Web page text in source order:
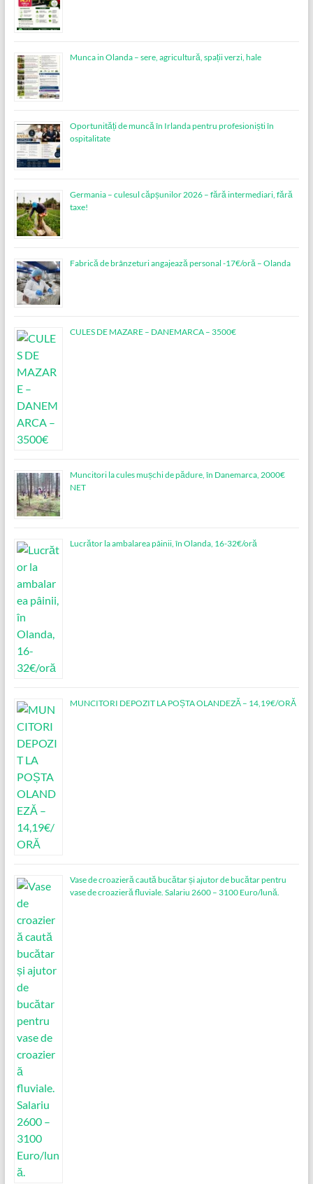
Munca in Olanda – sere, agricultură, spații verzi, hale
Oportunități de muncă în Irlanda pentru profesioniști în
ospitalitate
Germania – culesul căpșunilor 2026 – fără intermediari, fără
taxe!
Fabrică de brânzeturi angajează personal -17€/oră – Olanda
CULES DE MAZARE – DANEMARCA – 3500€
Muncitori la cules mușchi de pădure, în Danemarca, 2000€
NET
Lucrător la ambalarea pâinii, în Olanda, 16-32€/oră
MUNCITORI DEPOZIT LA POȘTA OLANDEZĂ – 14,19€/ORĂ
Vase de croazieră caută bucătar și ajutor de bucătar pentru
vase de croazieră fluviale. Salariu 2600 – 3100 Euro/lună.